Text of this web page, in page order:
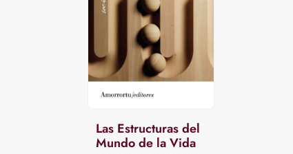
Las Estructuras del
Mundo de la Vida